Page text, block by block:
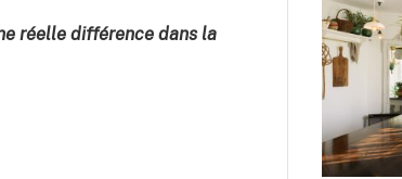
réelle différence dans la